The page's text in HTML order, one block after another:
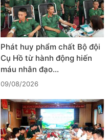
Phát huy phẩm chất Bộ đội
Cụ Hồ từ hành động hiến
máu nhân đạo…
09/08/2026